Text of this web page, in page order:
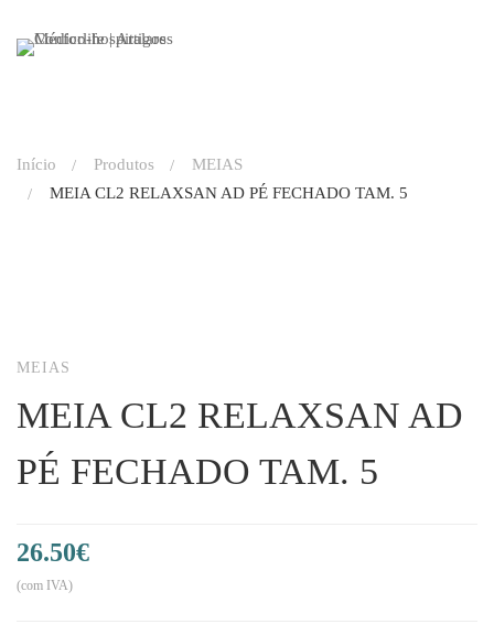
Início Produtos
MEIAS
MEIA CL2 RELAXSAN AD PÉ FECHADO TAM. 5
MEIAS
MEIA CL2 RELAXSAN AD
PÉ FECHADO TAM. 5
26.50€
(com IVA)